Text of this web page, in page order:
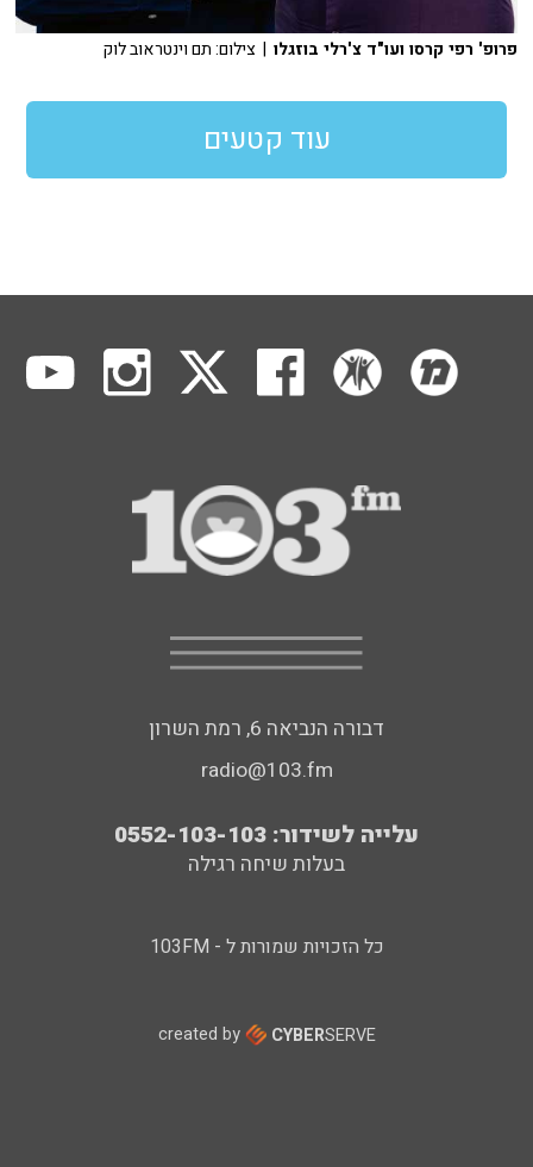
פרופ' רפי קרסו ועו"ד צ'רלי בוזגלו | צילום: תם וינטראוב לוק
עוד קטעים
דבורה הנביאה 6, רמת השרון
radio@103.fm
עלייה לשידור: 0552-103-103
בעלות שיחה רגילה
כל הזכויות שמורות ל - 103FM
created by CYBERSERVE